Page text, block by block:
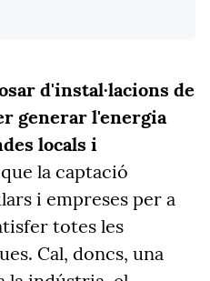
d'instal·lacions de
generar l'energia
locals i
la captació
i empreses per a
totes les
Cal, doncs, una